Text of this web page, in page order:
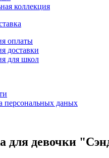
коллекция
оплаты
доставки
для школ
персональных даных
для девочки